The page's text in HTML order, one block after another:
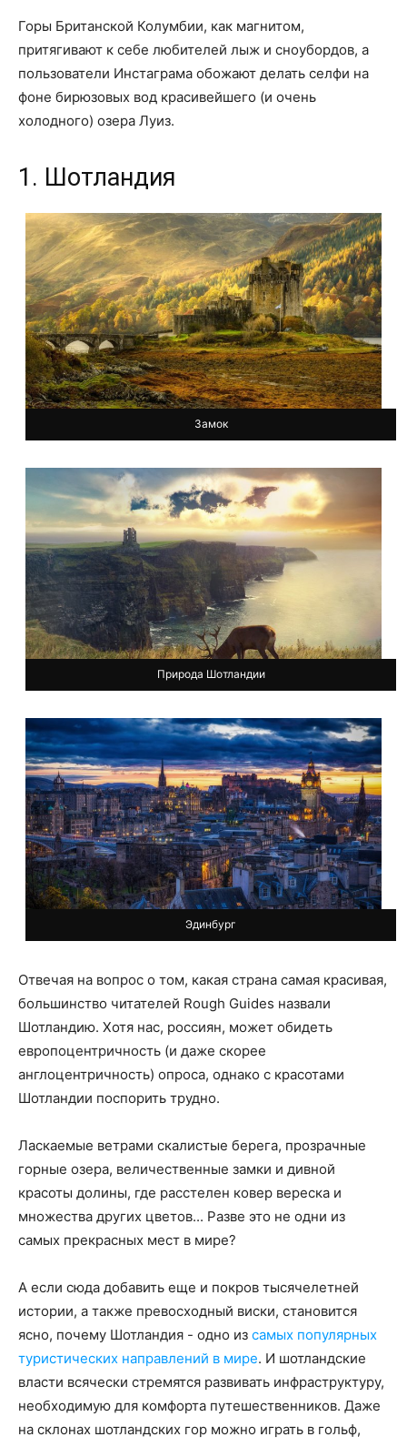
Горы Британской Колумбии, как магнитом,
притягивают к себе любителей лыж и сноубордов, а
пользователи Инстаграма обожают делать селфи на
фоне бирюзовых вод красивейшего (и очень
холодного) озера Луиз.
1. Шотландия
Замок
Природа Шотландии
Эдинбург
Отвечая на вопрос о том, какая страна самая красивая,
большинство читателей Rough Guides назвали
Шотландию. Хотя нас, россиян, может обидеть
европоцентричность (и даже скорее
англоцентричность) опроса, однако с красотами
Шотландии поспорить трудно.
Ласкаемые ветрами скалистые берега, прозрачные
горные озера, величественные замки и дивной
красоты долины, где расстелен ковер вереска и
множества других цветов... Разве это не одни из
самых прекрасных мест в мире?
А если сюда добавить еще и покров тысячелетней
истории, а также превосходный виски, становится
ясно, почему Шотландия - одно из самых популярных
туристических направлений в мире. И шотландские
власти всячески стремятся развивать инфраструктуру,
необходимую для комфорта путешественников. Даже
на склонах шотландских гор можно играть в гольф,